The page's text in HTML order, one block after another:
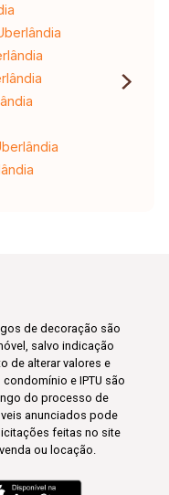
de decoração são
salvo indicação
de alterar valores e
e IPTU são
do processo de
anunciados pode
feitas no site
ou locação.